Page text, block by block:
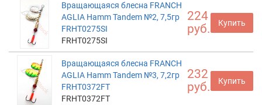
Вращающаяся блесна FRANCH
AGLIA Hamm Tandem №2, 7,5гр
FRHT0275SI
FRHT0275SI
224
руб.
Купить
Вращающаяся блесна FRANCH
AGLIA Hamm Tandem №3, 7,2гр
FRHT0372FT
FRHT0372FT
232
руб.
Купить